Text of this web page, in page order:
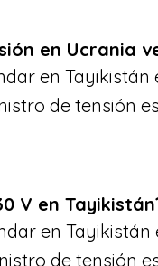
en Ucrania
en Tayikistán
de tensión
V en
en Tayikistán
de tensión